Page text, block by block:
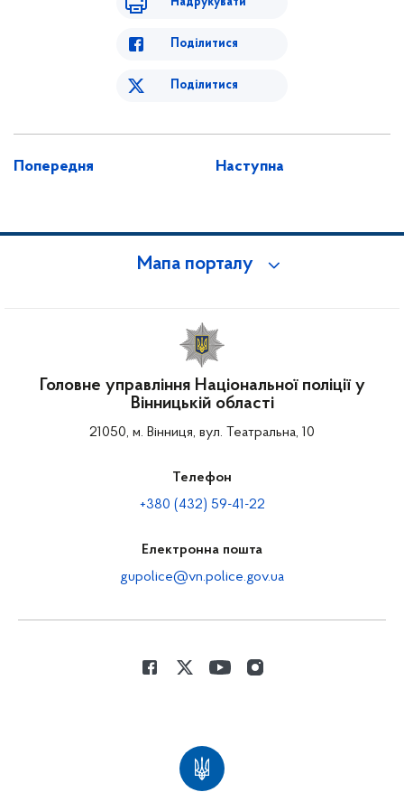
Поділитися
Поділитися
Попередня Наступна
Мапа порталу
Головне управління Національної поліції у
Вінницькій області
21050, м. Вінниця, вул. Театральна, 10
Телефон
+380 (432) 59-41-22
Електронна пошта
gupolice@vn.police.gov.ua